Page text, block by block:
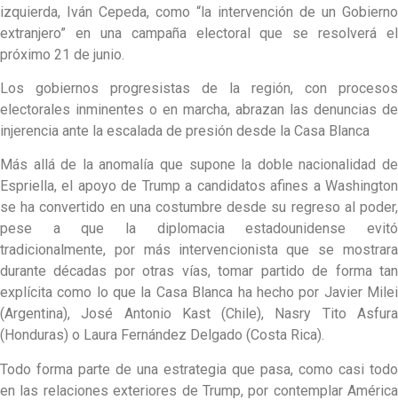
izquierda, Iván Cepeda, como “la intervención de un Gobierno
extranjero” en una campaña electoral que se resolverá el
próximo 21 de junio.
Los gobiernos progresistas de la región, con procesos
electorales inminentes o en marcha, abrazan las denuncias de
injerencia ante la escalada de presión desde la Casa Blanca
Más allá de la anomalía que supone la doble nacionalidad de
Espriella, el apoyo de Trump a candidatos afines a Washington
se ha convertido en una costumbre desde su regreso al poder,
pese a que la diplomacia estadounidense evitó
tradicionalmente, por más intervencionista que se mostrara
durante décadas por otras vías, tomar partido de forma tan
explícita como lo que la Casa Blanca ha hecho por Javier Milei
(Argentina), José Antonio Kast (Chile), Nasry Tito Asfura
(Honduras) o Laura Fernández Delgado (Costa Rica).
Todo forma parte de una estrategia que pasa, como casi todo
en las relaciones exteriores de Trump, por contemplar América